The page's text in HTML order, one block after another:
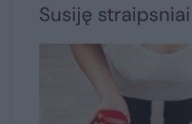
Susiję straipsniai